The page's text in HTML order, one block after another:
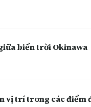
biển trời Okinawa
vị trí trong các điểm